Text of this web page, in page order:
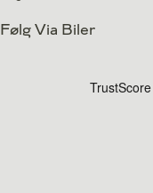
Følg Via Biler